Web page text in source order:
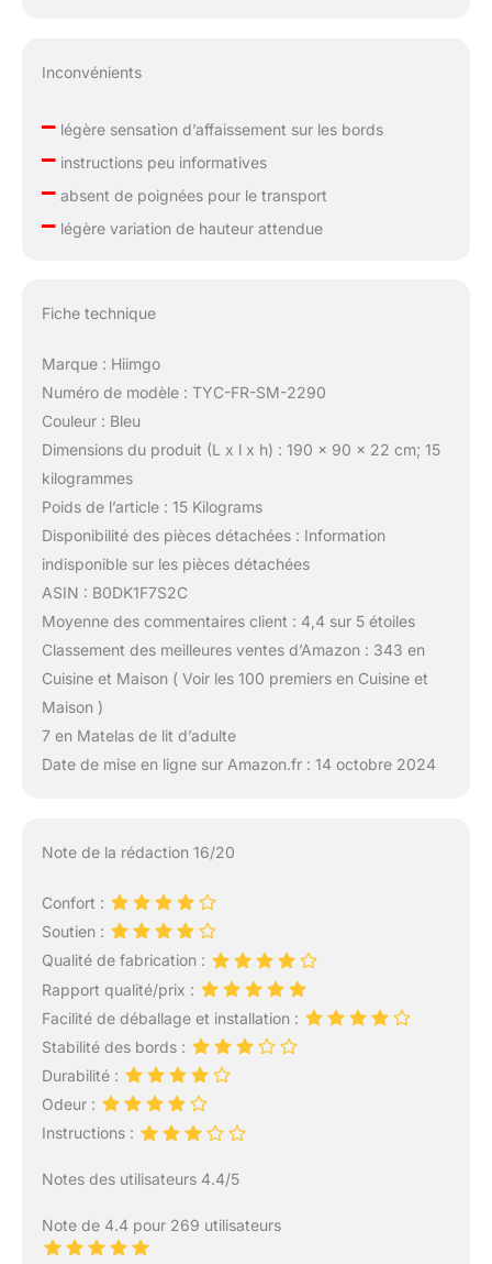
Inconvénients
–légère sensation d’affaissement sur les bords
–instructions peu informatives
–absent de poignées pour le transport
–légère variation de hauteur attendue
Fiche technique
Marque : Hiimgo
Numéro de modèle : TYC-FR-SM-2290
Couleur : Bleu
Dimensions du produit (L x l x h) : 190 x 90 x 22 cm; 15
kilogrammes
Poids de l’article : 15 Kilograms
Disponibilité des pièces détachées : Information
indisponible sur les pièces détachées
ASIN : B0DK1F7S2C
Moyenne des commentaires client : 4,4 sur 5 étoiles
Classement des meilleures ventes d’Amazon : 343 en
Cuisine et Maison ( Voir les 100 premiers en Cuisine et
Maison )
7 en Matelas de lit d’adulte
Date de mise en ligne sur Amazon.fr : 14 octobre 2024
Note de la rédaction 16/20
Confort :
Soutien :
Qualité de fabrication :
Rapport qualité/prix :
Facilité de déballage et installation :
Stabilité des bords :
Durabilité :
Odeur :
Instructions :
Notes des utilisateurs 4.4/5
Note de 4.4 pour 269 utilisateurs